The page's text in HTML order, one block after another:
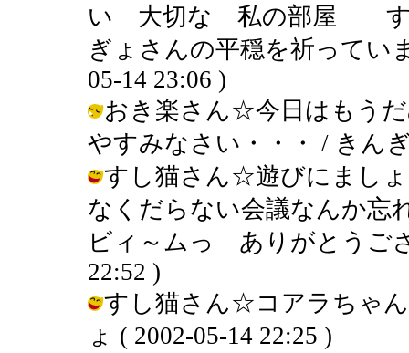
い 大切な 私の部屋 すし
ぎょさんの平穏を祈ってい
05-14 23:06 )
おき楽さん☆今日はもう
やすみなさい・・・ / きん
すし猫さん☆遊びにまし
なくだらない会議なんか忘
ビィ～ムっ ありがとうご
22:52 )
すし猫さん☆コアラちゃ
ょ ( 2002-05-14 22:25 )